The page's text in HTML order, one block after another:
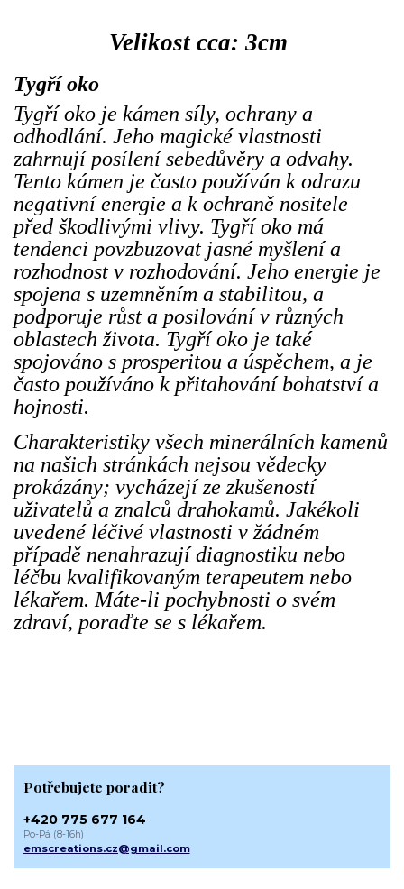
Velikost cca: 3cm
Tygří oko
Tygří oko je kámen síly, ochrany a
odhodlání. Jeho magické vlastnosti
zahrnují posílení sebedůvěry a odvahy.
Tento kámen je často používán k odrazu
negativní energie a k ochraně nositele
před škodlivými vlivy. Tygří oko má
tendenci povzbuzovat jasné myšlení a
rozhodnost v rozhodování. Jeho energie je
spojena s uzemněním a stabilitou, a
podporuje růst a posilování v různých
oblastech života. Tygří oko je také
spojováno s prosperitou a úspěchem, a je
často používáno k přitahování bohatství a
hojnosti.
Charakteristiky všech minerálních kamenů
na našich stránkách nejsou vědecky
prokázány; vycházejí ze zkušeností
uživatelů a znalců drahokamů. Jakékoli
uvedené léčivé vlastnosti v žádném
případě nenahrazují diagnostiku nebo
léčbu kvalifikovaným terapeutem nebo
lékařem. Máte-li pochybnosti o svém
zdraví, poraďte se s lékařem.
Potřebujete poradit?
+420 775 677 164
Po-Pá (8-16h)
emscreations.cz@gmail.com